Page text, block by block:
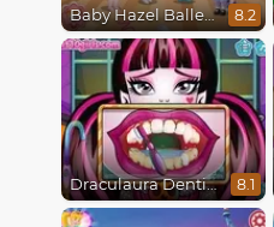
Baby Hazel Ballerina Dance 8.2
Draculaura Dentist 8.1